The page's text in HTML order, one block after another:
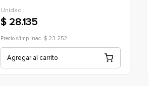
con chip 9k (842141)
Unidad
$ 28.135
Precio s/imp. nac. $ 23.252
Agregar al carrito